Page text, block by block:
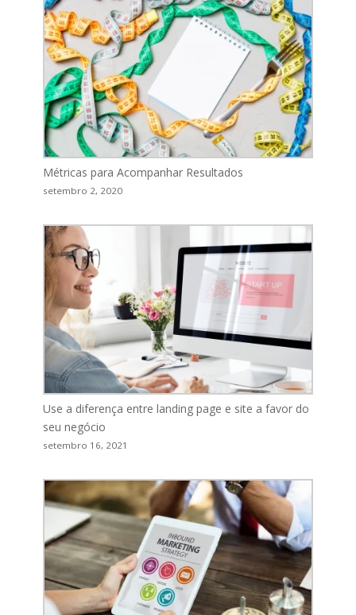
Métricas para Acompanhar Resultados
setembro 2, 2020
Use a diferença entre landing page e site a favor do
seu negócio
setembro 16, 2021